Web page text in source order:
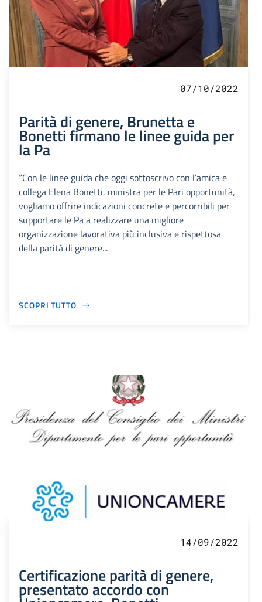
07/10/2022
Parità di genere, Brunetta e
Bonetti firmano le linee guida per
la Pa
“Con le linee guida che oggi sottoscrivo con l’amica e
collega Elena Bonetti, ministra per le Pari opportunità,
vogliamo offrire indicazioni concrete e percorribili per
supportare le Pa a realizzare una migliore
organizzazione lavorativa più inclusiva e rispettosa
della parità di genere...
SCOPRI TUTTO
14/09/2022
Certificazione parità di genere,
presentato accordo con